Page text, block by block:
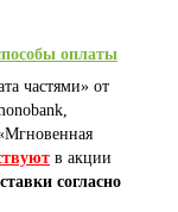
оплаты
частями» от
в акции
согласно